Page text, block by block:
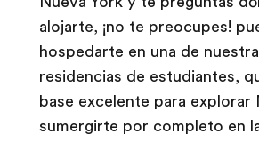
alojarte, ¡no te preocupes!
hospedarte en una de
residencias de estudiantes,
base excelente para explorar
sumergirte por completo en